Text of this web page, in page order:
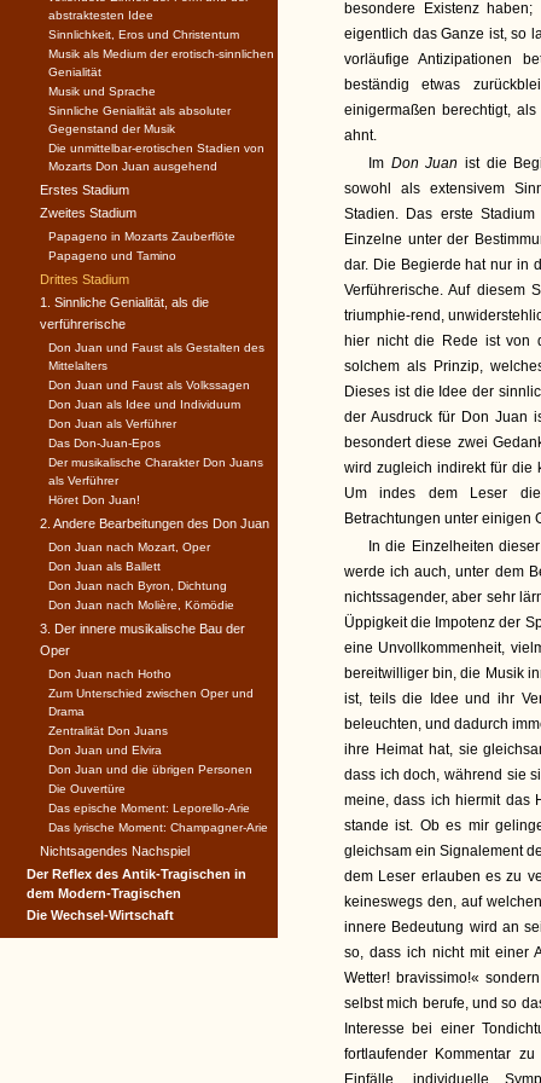
besondere Existenz
eigentlich das Ganze ist, so
vorläufige Antizipationen
beständig etwas
einigermaßen berechtigt,
ahnt.
Im Don Juanist die
sowohl als extensivem
Stadien. Das erste
Einzelne unter der
dar. Die Begierde hat nur in
Verführerische. Auf diesem
triumphie-rend,
hier nicht die Rede ist von
solchem als Prinzip,
Dieses ist die Idee der
der Ausdruck für Don Juan
besondert diese zwei
wird zugleich indirekt für die
Um indes dem Leser
Betrachtungen unter einigen
In die Einzelheiten
werde ich auch, unter dem
nichtssagender, aber sehr
Üppigkeit die Impotenz der
eine Unvollkommenheit,
bereitwilliger bin, die Musik
ist, teils die Idee und ihr
beleuchten, und dadurch
ihre Heimat hat, sie
dass ich doch, während sie
meine, dass ich hiermit das
stande ist. Ob es mir
gleichsam ein Signalement
dem Leser erlauben es zu
keineswegs den, auf
innere Bedeutung wird an
so, dass ich nicht mit einer
Wetter! bravissimo!«
selbst mich berufe, und so
Interesse bei einer
fortlaufender Kommentar
Einfälle, individuelle
abstraktesten Idee
Sinnlichkeit, Eros und Christentum
Musik als Medium der erotisch-sinnlichen
Genialität
Musik und Sprache
Sinnliche Genialität als absoluter
Gegenstand der Musik
Die unmittelbar-erotischen Stadien von
Mozarts Don Juan ausgehend
Erstes Stadium
Zweites Stadium
Papageno in Mozarts Zauberflöte
Papageno und Tamino
Drittes Stadium
1. Sinnliche Genialität, als die
verführerische
Don Juan und Faust als Gestalten des
Mittelalters
Don Juan und Faust als Volkssagen
Don Juan als Idee und Individuum
Don Juan als Verführer
Das Don-Juan-Epos
Der musikalische Charakter Don Juans
als Verführer
Höret Don Juan!
2. Andere Bearbeitungen des Don Juan
Don Juan nach Mozart, Oper
Don Juan als Ballett
Don Juan nach Byron, Dichtung
Don Juan nach Molière, Kömödie
3. Der innere musikalische Bau der
Oper
Don Juan nach Hotho
Zum Unterschied zwischen Oper und
Drama
Zentralität Don Juans
Don Juan und Elvira
Don Juan und die übrigen Personen
Die Ouvertüre
Das epische Moment: Leporello-Arie
Das lyrische Moment: Champagner-Arie
Nichtsagendes Nachspiel
Der Reflex des Antik-Tragischen in
dem Modern-Tragischen
Die Wechsel-Wirtschaft